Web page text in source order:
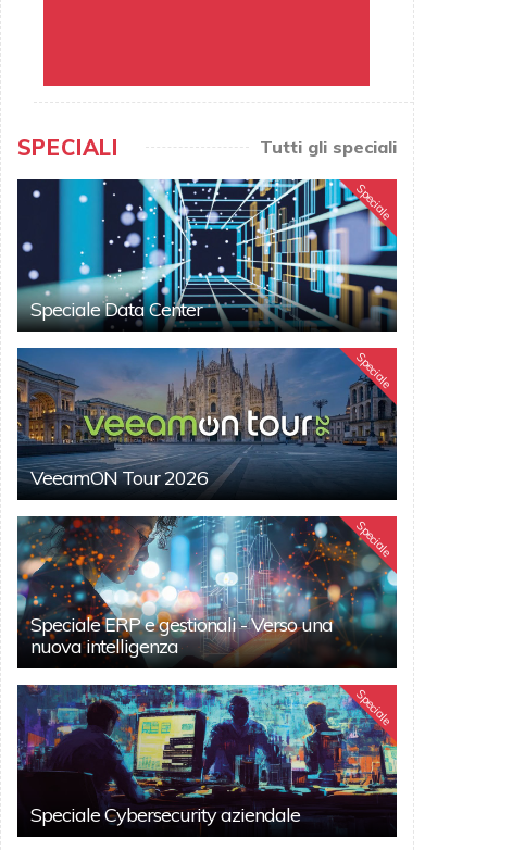
SPECIALI Tutti gli speciali
Speciale
Speciale Data Center
Speciale
VeeamON Tour 2026
Speciale
Speciale ERP e gestionali - Verso una
nuova intelligenza
Speciale
Speciale Cybersecurity aziendale